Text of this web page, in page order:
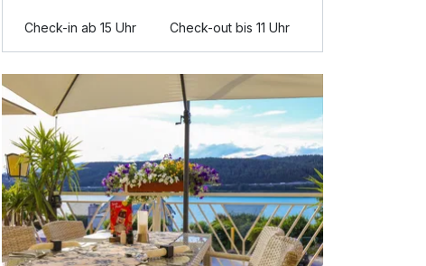
Check-in ab 15 Uhr Check-out bis 11 Uhr